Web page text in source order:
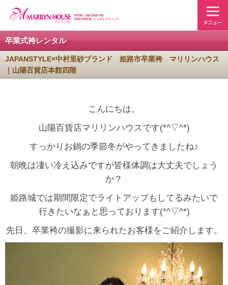
卒業式袴レンタル
JAPANSTYLE×中村里砂ブランド 姫路市卒業袴 マリリンハウス
｜山陽百貨店本館四階
こんにちは。
山陽百貨店マリリンハウスです(*^▽^*)
すっかりお鍋の季節冬がやってきましたね♪
朝晩は凄い冷え込みですが皆様体調は大丈夫でしょう
か？
姫路城では期間限定でライトアップもしてるみたいで
行きたいなぁと思っております(*^▽^*)
先日、卒業袴の撮影に来られたお客様をご紹介します。